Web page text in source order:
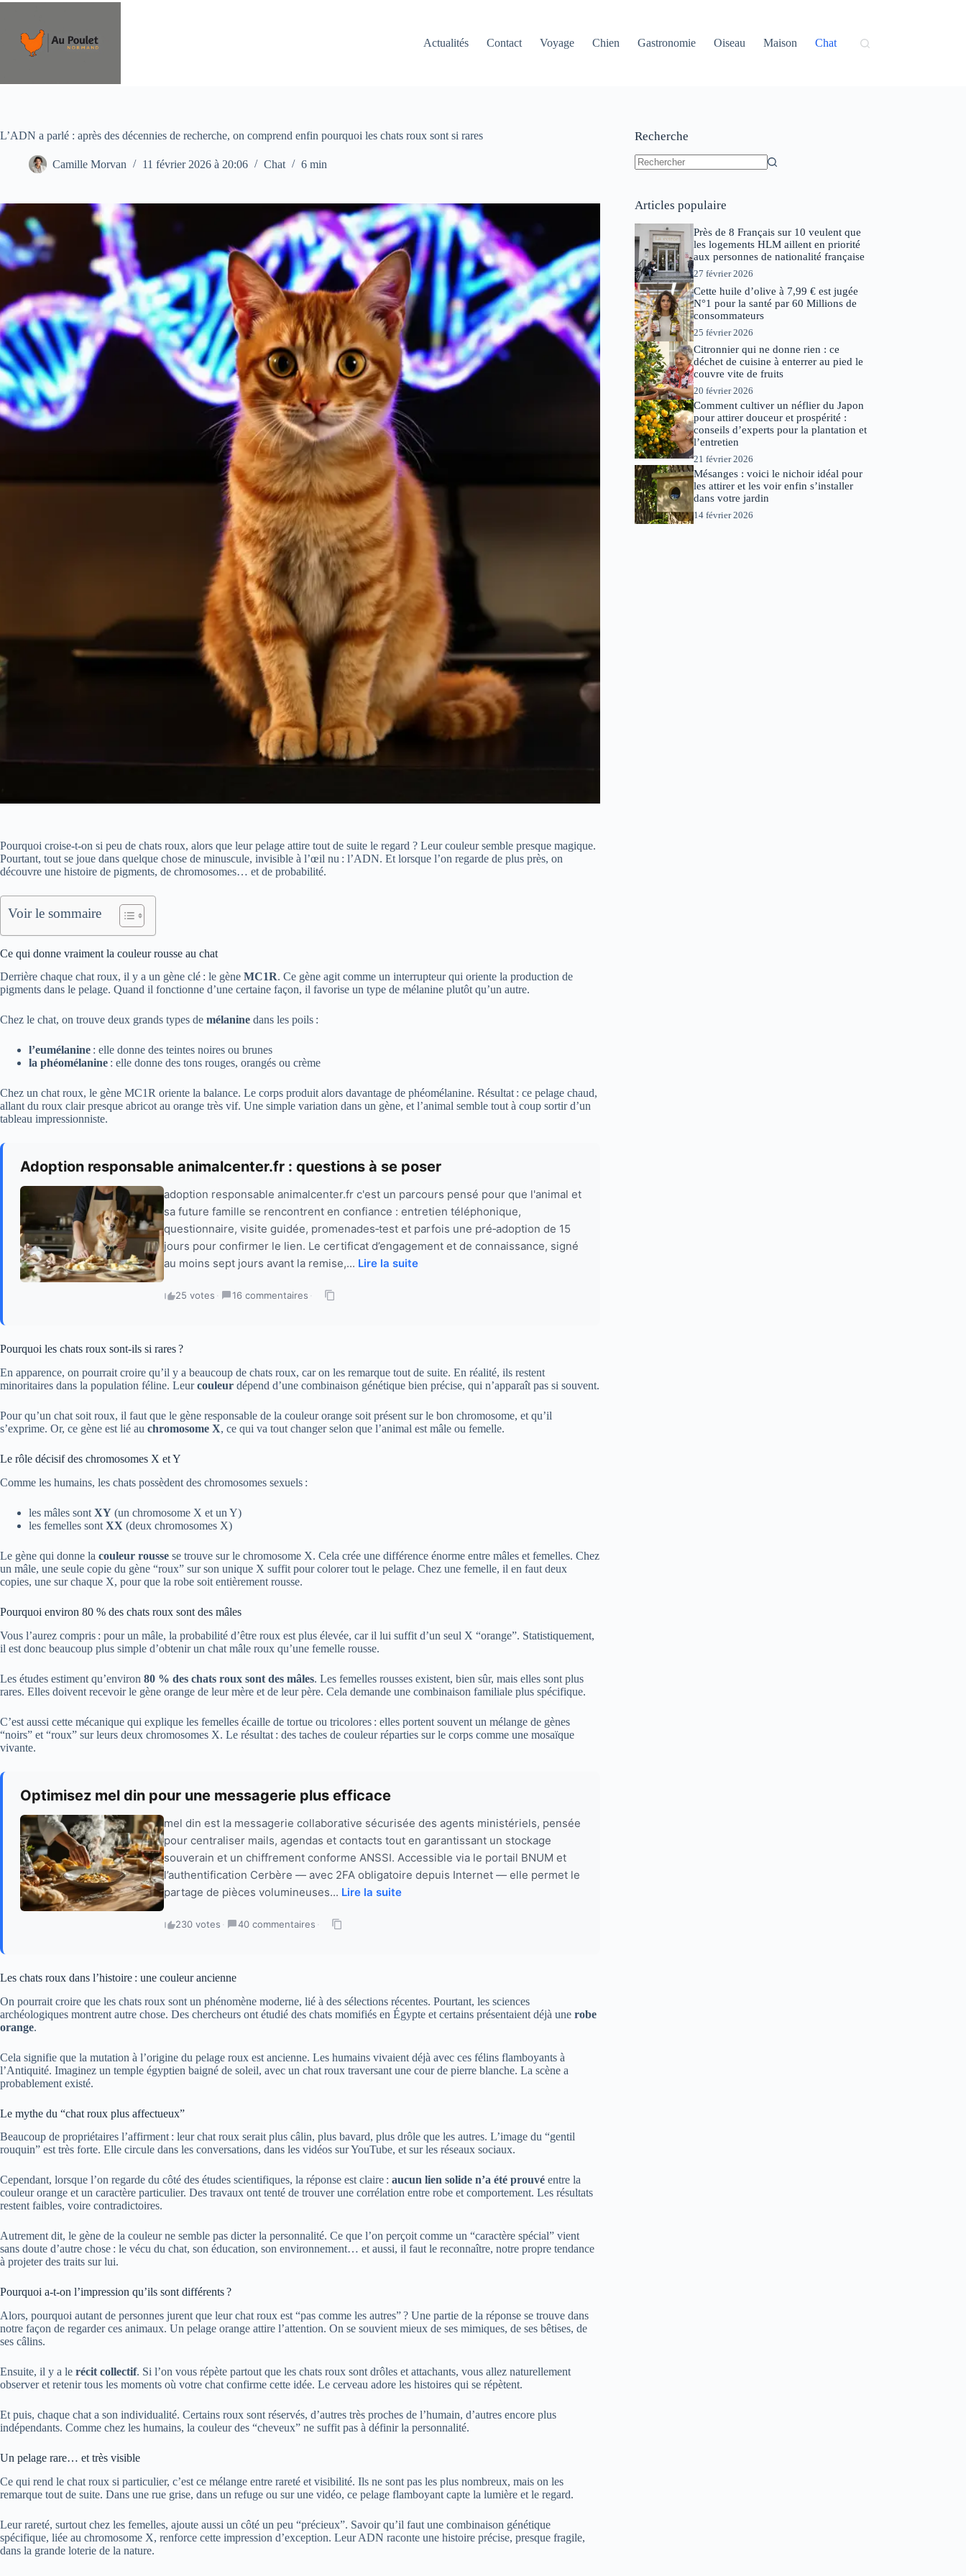
Passer
contenu
Actualités
Contact Voyage Chien Gastronomie Oiseau Maison Chat
L’ADN a parlé : après des décennies de recherche, on comprend enfin pourquoi les chats roux sont si rares
Camille Morvan 11 février 2026 à 20:06 Chat 6 min
Pourquoi croise-t-on si peu de chats roux, alors que leur pelage attire tout de suite le regard ? Leur couleur semble presque magique.
Pourtant, tout se joue dans quelque chose de minuscule, invisible à l’œil nu : l’ADN. Et lorsque l’on regarde de plus près, on
découvre une histoire de pigments, de chromosomes… et de probabilité.
Voir le sommaire
Ce qui donne vraiment la couleur rousse au chat
Derrière chaque chat roux, il y a un gène clé : le gène MC1R. Ce gène agit comme un interrupteur qui oriente la production de
pigments dans le pelage. Quand il fonctionne d’une certaine façon, il favorise un type de mélanine plutôt qu’un autre.
Chez le chat, on trouve deux grands types de mélanine dans les poils :
l’eumélanine : elle donne des teintes noires ou brunes
la phéomélanine : elle donne des tons rouges, orangés ou crème
Chez un chat roux, le gène MC1R oriente la balance. Le corps produit alors davantage de phéomélanine. Résultat : ce pelage chaud,
allant du roux clair presque abricot au orange très vif. Une simple variation dans un gène, et l’animal semble tout à coup sortir d’un
tableau impressionniste.
Adoption responsable animalcenter.fr : questions à se poser
adoption responsable animalcenter.fr c'est un parcours pensé pour que l'animal et
sa future famille se rencontrent en confiance : entretien téléphonique,
questionnaire, visite guidée, promenades‑test et parfois une pré‑adoption de 15
jours pour confirmer le lien. Le certificat d’engagement et de connaissance, signé
au moins sept jours avant la remise,... Lire la suite
25 votes · 16 commentaires ·
Pourquoi les chats roux sont-ils si rares ?
En apparence, on pourrait croire qu’il y a beaucoup de chats roux, car on les remarque tout de suite. En réalité, ils restent
minoritaires dans la population féline. Leurcouleur dépend d’une combinaison génétique bien précise, qui n’apparaît pas si souvent.
Pour qu’un chat soit roux, il faut que le gène responsable de la couleur orange soit présent sur le bon chromosome, et qu’il
s’exprime. Or, ce gène est lié au chromosome X, ce qui va tout changer selon que l’animal est mâle ou femelle.
Le rôle décisif des chromosomes X et Y
Comme les humains, les chats possèdent des chromosomes sexuels :
les mâles sont XY (un chromosome X et un Y)
les femelles sont XX (deux chromosomes X)
Le gène qui donne la couleur rousse se trouve sur le chromosome X. Cela crée une différence énorme entre mâles et femelles. Chez
un mâle, une seule copie du gène “roux” sur son unique X suffit pour colorer tout le pelage. Chez une femelle, il en faut deux
copies, une sur chaque X, pour que la robe soit entièrement rousse.
Pourquoi environ 80 % des chats roux sont des mâles
Vous l’aurez compris : pour un mâle, la probabilité d’être roux est plus élevée, car il lui suffit d’un seul X “orange”. Statistiquement,
il est donc beaucoup plus simple d’obtenir un chat mâle roux qu’une femelle rousse.
Les études estiment qu’environ 80 % des chats roux sont des mâles. Les femelles rousses existent, bien sûr, mais elles sont plus
rares. Elles doivent recevoir le gène orange de leur mère et de leur père. Cela demande une combinaison familiale plus spécifique.
C’est aussi cette mécanique qui explique les femelles écaille de tortue ou tricolores : elles portent souvent un mélange de gènes
“noirs” et “roux” sur leurs deux chromosomes X. Le résultat : des taches de couleur réparties sur le corps comme une mosaïque
vivante.
Optimisez mel din pour une messagerie plus efficace
mel din est la messagerie collaborative sécurisée des agents ministériels, pensée
pour centraliser mails, agendas et contacts tout en garantissant un stockage
souverain et un chiffrement conforme ANSSI. Accessible via le portail BNUM et
l’authentification Cerbère — avec 2FA obligatoire depuis Internet — elle permet le
partage de pièces volumineuses... Lire la suite
230 votes · 40 commentaires ·
Les chats roux dans l’histoire : une couleur ancienne
On pourrait croire que les chats roux sont un phénomène moderne, lié à des sélections récentes. Pourtant, les sciences
archéologiques montrent autre chose. Des chercheurs ont étudié des chats momifiés en Égypte et certains présentaient déjà une robe
orange.
Cela signifie que la mutation à l’origine du pelage roux est ancienne. Les humains vivaient déjà avec ces félins flamboyants à
l’Antiquité. Imaginez un temple égyptien baigné de soleil, avec un chat roux traversant une cour de pierre blanche. La scène a
probablement existé.
Le mythe du “chat roux plus affectueux”
Beaucoup de propriétaires l’affirment : leur chat roux serait plus câlin, plus bavard, plus drôle que les autres. L’image du “gentil
rouquin” est très forte. Elle circule dans les conversations, dans les vidéos sur YouTube, et sur les réseaux sociaux.
Cependant, lorsque l’on regarde du côté des études scientifiques, la réponse est claire : aucun lien solide n’a été prouvé entre la
couleur orange et un caractère particulier. Des travaux ont tenté de trouver une corrélation entre robe et comportement. Les résultats
restent faibles, voire contradictoires.
Autrement dit, le gène de la couleur ne semble pas dicter la personnalité. Ce que l’on perçoit comme un “caractère spécial” vient
sans doute d’autre chose : le vécu du chat, son éducation, son environnement… et aussi, il faut le reconnaître, notre propre tendance
à projeter des traits sur lui.
Pourquoi a-t-on l’impression qu’ils sont différents ?
Alors, pourquoi autant de personnes jurent que leur chat roux est “pas comme les autres” ? Une partie de la réponse se trouve dans
notre façon de regarder ces animaux. Un pelage orange attire l’attention. On se souvient mieux de ses mimiques, de ses bêtises, de
ses câlins.
Ensuite, il y a le récit collectif. Si l’on vous répète partout que les chats roux sont drôles et attachants, vous allez naturellement
observer et retenir tous les moments où votre chat confirme cette idée. Le cerveau adore les histoires qui se répètent.
Et puis, chaque chat a son individualité. Certains roux sont réservés, d’autres très proches de l’humain, d’autres encore plus
indépendants. Comme chez les humains, la couleur des “cheveux” ne suffit pas à définir la personnalité.
Un pelage rare… et très visible
Ce qui rend le chat roux si particulier, c’est ce mélange entre rareté et visibilité. Ils ne sont pas les plus nombreux, mais on les
remarque tout de suite. Dans une rue grise, dans un refuge ou sur une vidéo, ce pelage flamboyant capte la lumière et le regard.
Leur rareté, surtout chez les femelles, ajoute aussi un côté un peu “précieux”. Savoir qu’il faut une combinaison génétique
spécifique, liée au chromosome X, renforce cette impression d’exception. Leur ADN raconte une histoire précise, presque fragile,
dans la grande loterie de la nature.
Recherche
Articles populaire
Près de 8 Français sur 10 veulent que
les logements HLM aillent en priorité
aux personnes de nationalité française
27 février 2026
Cette huile d’olive à 7,99 € est jugée
N°1 pour la santé par 60 Millions de
consommateurs
25 février 2026
Citronnier qui ne donne rien : ce
déchet de cuisine à enterrer au pied le
couvre vite de fruits
20 février 2026
Comment cultiver un néflier du Japon
pour attirer douceur et prospérité :
conseils d’experts pour la plantation et
l’entretien
21 février 2026
Mésanges : voici le nichoir idéal pour
les attirer et les voir enfin s’installer
dans votre jardin
14 février 2026